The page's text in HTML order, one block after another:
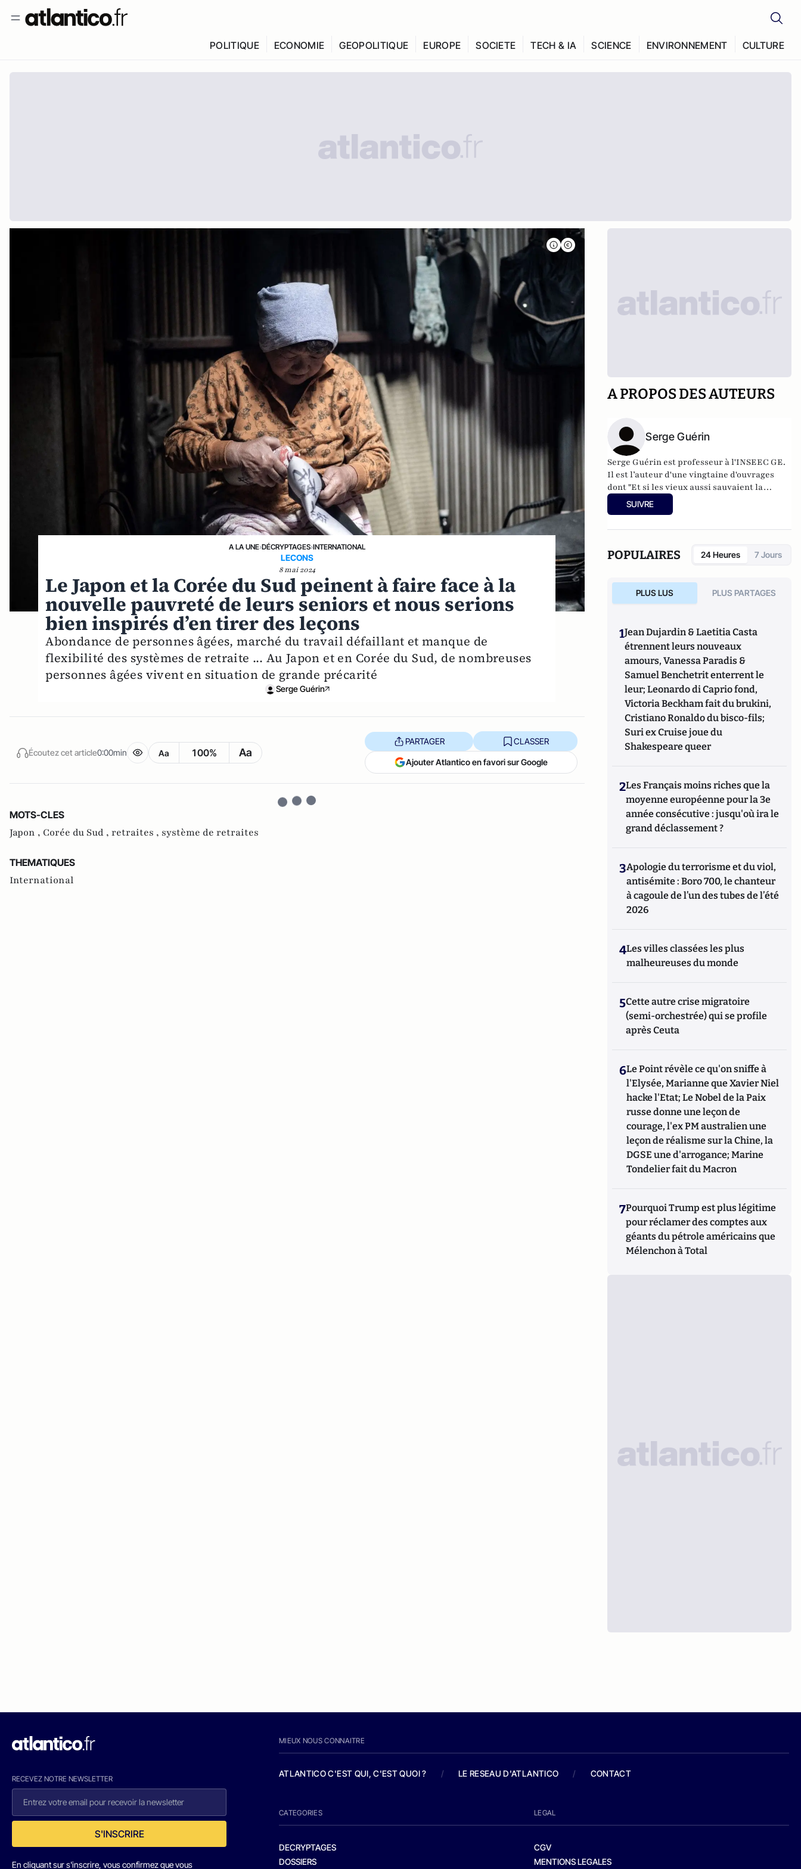
POLITIQUE ECONOMIE GEOPOLITIQUE EUROPE SOCIETE TECH & IA SCIENCE ENVIRONNEMENT CULTURE
A LA UNE›DÉCRYPTAGES›INTERNATIONAL
LECONS
8 mai 2024
Le Japon et la Corée du Sud peinent à faire face à la
nouvelle pauvreté de leurs seniors et nous serions
bien inspirés d’en tirer des leçons
Abondance de personnes âgées, marché du travail défaillant et manque de
flexibilité des systèmes de retraite ... Au Japon et en Corée du Sud, de nombreuses
personnes âgées vivent en situation de grande précarité
Serge Guérin
Écoutez cet article0:00min Aa 100% Aa
PARTAGER CLASSER
Ajouter Atlantico en favori sur Google
MOTS-CLES
Japon , Corée du Sud , retraites , système de retraites
THEMATIQUES
International
A PROPOS DES AUTEURS
Serge Guérin
Serge Guérin est professeur à l'INSEEC GE.
Il est l’auteur d'une vingtaine d'ouvrages
dont "Et si les vieux aussi sauvaient la
planète ?" (Michalon, 2024),
société des seniors
idées fausses à combattre sur les seniors
(Michalon, 2015). Il vient de publier
(Calmann-Levy, 2017).
SUIVRE
POPULAIRES 24 Heures 7 Jours
PLUS LUS PLUS PARTAGES
1Jean Dujardin & Laetitia Casta
étrennent leurs nouveaux
amours, Vanessa Paradis &
Samuel Benchetrit enterrent le
leur; Leonardo di Caprio fond,
Victoria Beckham fait du brukini,
Cristiano Ronaldo du bisco-fils;
Suri ex Cruise joue du
Shakespeare queer
2Les Français moins riches que la
moyenne européenne pour la 3e
année consécutive : jusqu'où ira le
grand déclassement ?
3Apologie du terrorisme et du viol,
antisémite : Boro 700, le chanteur
à cagoule de l’un des tubes de l’été
2026
4Les villes classées les plus
malheureuses du monde
5Cette autre crise migratoire
(semi-orchestrée) qui se profile
après Ceuta
6Le Point révèle ce qu'on sniffe à
l'Elysée, Marianne que Xavier Niel
hacke l'Etat; Le Nobel de la Paix
russe donne une leçon de
courage, l'ex PM australien une
leçon de réalisme sur la Chine, la
DGSE une d'arrogance; Marine
Tondelier fait du Macron
7Pourquoi Trump est plus légitime
pour réclamer des comptes aux
géants du pétrole américains que
Mélenchon à Total
RECEVEZ NOTRE NEWSLETTER
S'INSCRIRE
En cliquant sur s'inscrire, vous confirmez que vous
MIEUX NOUS CONNAITRE
ATLANTICO C'EST QUI, C'EST QUOI ? / LE RESEAU D'ATLANTICO / CONTACT
CATEGORIES
DECRYPTAGES
DOSSIERS
LEGAL
CGV
MENTIONS LEGALES